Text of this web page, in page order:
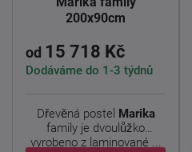
200x90cm
od 15 718 Kč
Dodáváme do 1-3 týdnů
Dřevěná postel Marika
family je dvoulůžko
vyrobeno z laminované ...